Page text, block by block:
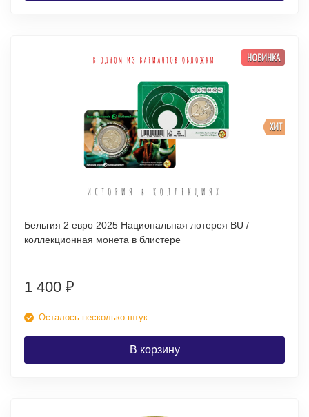
ХИТ
НОВИНКА
Бельгия 2 евро 2025 Национальная лотерея BU /
коллекционная монета в блистере
1 400 ₽
Осталось несколько штук
В корзину